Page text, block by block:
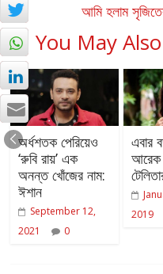
আমি হলাম
You May
অর্ধশতক পেরিয়েও
‘রুবি রায়’ এক
অনন্ত খোঁজের নাম:
ঈশান
September 12,
2021
0
এবার
আরেক
2019